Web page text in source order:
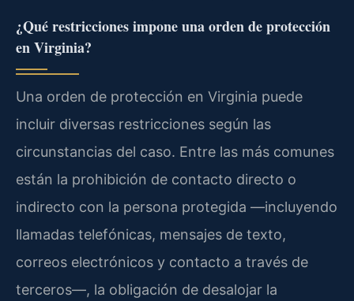
¿Qué restricciones impone una orden de protección
en Virginia?
Una orden de protección en Virginia puede
incluir diversas restricciones según las
circunstancias del caso. Entre las más comunes
están la prohibición de contacto directo o
indirecto con la persona protegida —incluyendo
llamadas telefónicas, mensajes de texto,
correos electrónicos y contacto a través de
terceros—, la obligación de desalojar la